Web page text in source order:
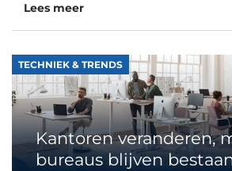
Lees meer
TECHNIEK & TRENDS
Kantoren veranderen,
bureaus blijven